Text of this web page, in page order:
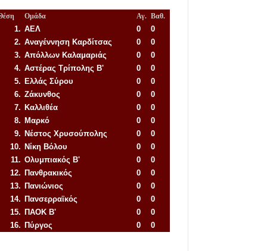
Ομάδα Αγ. Βαθ.
1. ΑΕΛ 0
0
2. Αναγέννηση Καρδίτσας 0
0
3. Απόλλων Καλαμαριάς 0
0
4. Αστέρας Τρίπολης Β' 0
0
5. Ελλάς Σύρου 0
0
6. Ζάκυνθος 0
0
7. Καλλιθέα 0
0
8. Μαρκό 0
0
9. Νέστος Χρυσούπολης 0
0
10. Νίκη Βόλου 0
0
11. Ολυμπιακός Β' 0
0
12. Πανθρακικός 0
0
13. Πανιώνιος 0
0
14. Πανσερραϊκός 0
0
15. ΠΑΟΚ Β' 0
0
16. Πύργος 0
0